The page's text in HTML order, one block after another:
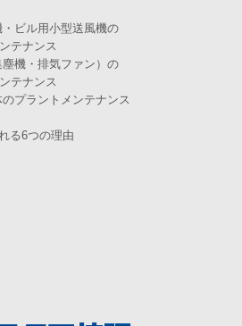
ビル用小型送風機の
テナンス
機・排気ファン）の
テナンス
プラントメンテナンス
る6つの理由